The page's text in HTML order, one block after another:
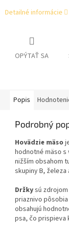
Detailné informácie
OPÝTAŤ SA
Popis
Podrobný
Hovädzie mäso
hodnotné mäso
nižším obsahom
skupiny B, železa
Držkysú
priaznivo pôsobia
obsahujú
psa, čo prispieva